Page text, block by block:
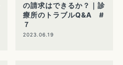
の請求はできるか？｜診
療所のトラブルQ&A #
７
2023.06.19